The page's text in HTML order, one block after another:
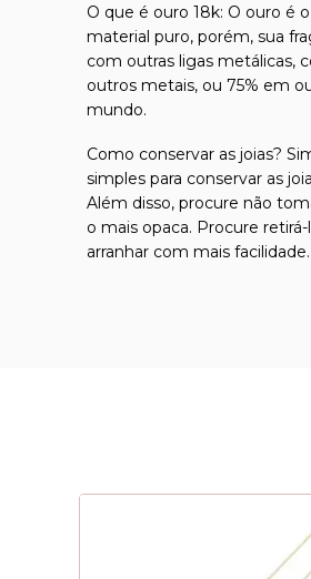
O que é ouro 18k: O ouro é
material puro, porém, sua
com outras ligas metálicas,
outros metais, ou 75% em
mundo.
Como conservar as joias?
simples para conservar as
Além disso, procure não
o mais opaca. Procure
arranhar com mais